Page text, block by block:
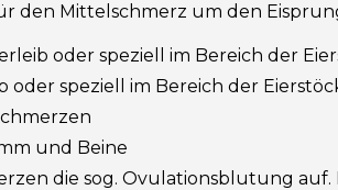
den Mittelschmerz um den
oder speziell im Bereich der
speziell im Bereich der
und Beine
die sog. Ovulationsblutung auf.